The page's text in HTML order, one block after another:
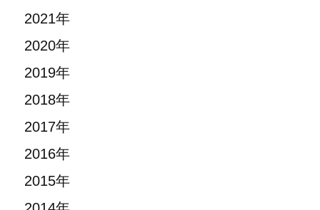
2021年
2020年
2019年
2018年
2017年
2016年
2015年